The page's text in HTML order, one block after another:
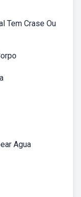
Tem Crase Ou
Agua